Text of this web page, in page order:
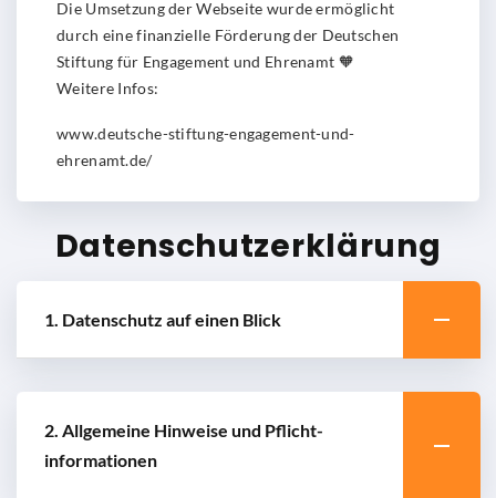
Die Umsetzung der Webseite wurde ermöglicht
durch eine finanzielle Förderung der Deutschen
Stiftung für Engagement und Ehrenamt 🧡
Weitere Infos:
www.deutsche-stiftung-engagement-und-
ehrenamt.de/
Datenschutzerklärung
1. Datenschutz auf einen Blick
2. Allgemeine Hinweise und Pflicht­
informationen